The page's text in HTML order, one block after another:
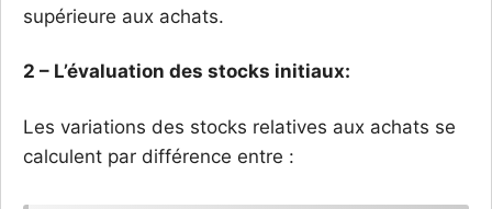
supérieure aux achats.
2 – L’évaluation des stocks initiaux:
Les variations des stocks relatives aux achats se
calculent par différence entre :